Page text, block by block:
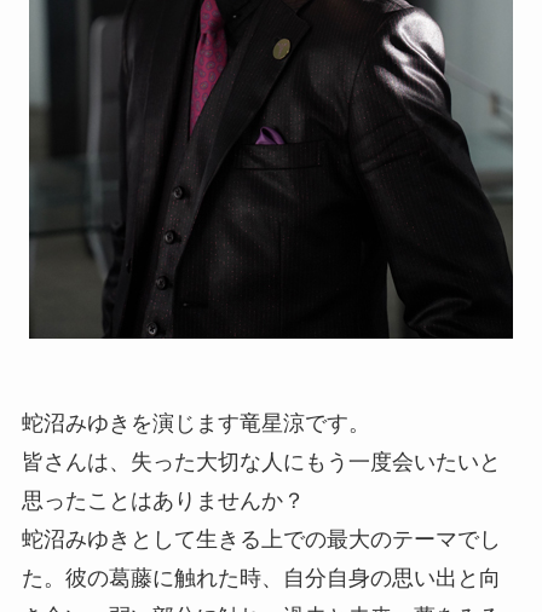
蛇沼みゆきを演じます竜星涼です。
皆さんは、失った大切な人にもう一度会いたいと
思ったことはありませんか？
蛇沼みゆきとして生きる上での最大のテーマでし
た。彼の葛藤に触れた時、自分自身の思い出と向